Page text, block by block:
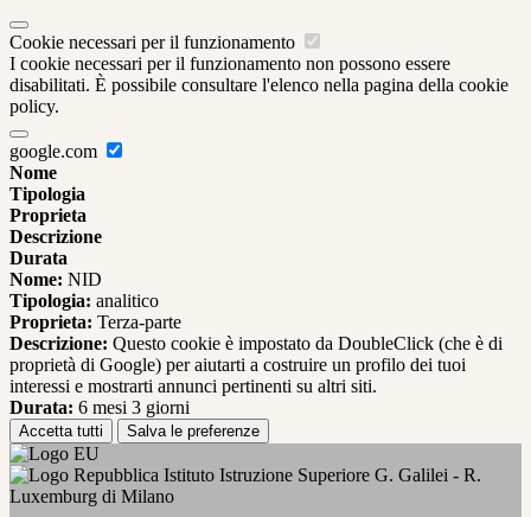
Cookie necessari per il funzionamento
I cookie necessari per il funzionamento non possono essere
disabilitati. È possibile consultare l'elenco nella pagina della cookie
policy.
google.com
Nome
Tipologia
Proprieta
Descrizione
Durata
Nome: NID
Tipologia: analitico
Proprieta: Terza-parte
Descrizione: Questo cookie è impostato da DoubleClick (che è di
proprietà di Google) per aiutarti a costruire un profilo dei tuoi
interessi e mostrarti annunci pertinenti su altri siti.
Durata: 6 mesi 3 giorni
Accetta tutti Salva le preferenze
Istituto Istruzione Superiore G. Galilei - R.
Luxemburg di Milano